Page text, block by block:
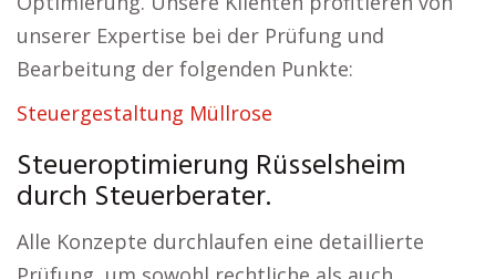
unserer Expertise bei der Prüfung und
Bearbeitung der folgenden Punkte:
Steuergestaltung Müllrose
Steueroptimierung Rüsselsheim
durch Steuerberater.
Alle Konzepte durchlaufen eine detaillierte